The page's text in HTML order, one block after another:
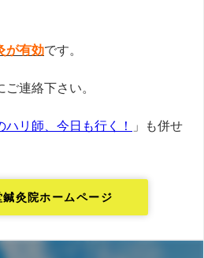
が有効です。
連絡下さい。
ハリ師、今日も行く！
」も併せ
鍼灸院ホームページ